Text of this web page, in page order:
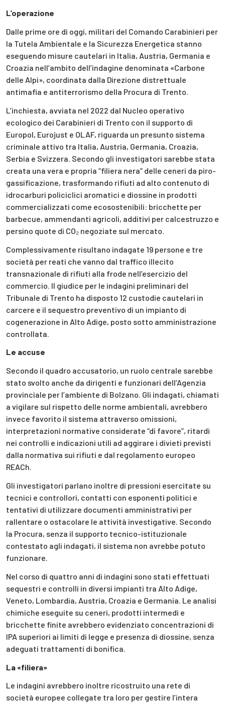
L’operazione
Dalle prime ore di oggi, militari del Comando Carabinieri per
la Tutela Ambientale e la Sicurezza Energetica stanno
eseguendo misure cautelari in Italia, Austria, Germania e
Croazia nell’ambito dell’indagine denominata «Carbone
delle Alpi», coordinata dalla Direzione distrettuale
antimafia e antiterrorismo della Procura di Trento.
L’inchiesta, avviata nel 2022 dal Nucleo operativo
ecologico dei Carabinieri di Trento con il supporto di
Europol, Eurojust e OLAF, riguarda un presunto sistema
criminale attivo tra Italia, Austria, Germania, Croazia,
Serbia e Svizzera. Secondo gli investigatori sarebbe stata
creata una vera e propria “filiera nera” delle ceneri da piro-
gassificazione, trasformando rifiuti ad alto contenuto di
idrocarburi policiclici aromatici e diossine in prodotti
commercializzati come ecosostenibili: bricchette per
barbecue, ammendanti agricoli, additivi per calcestruzzo e
persino quote di CO₂ negoziate sul mercato.
Complessivamente risultano indagate 19 persone e tre
società per reati che vanno dal traffico illecito
transnazionale di rifiuti alla frode nell’esercizio del
commercio. Il giudice per le indagini preliminari del
Tribunale di Trento ha disposto 12 custodie cautelari in
carcere e il sequestro preventivo di un impianto di
cogenerazione in Alto Adige, posto sotto amministrazione
controllata.
Le accuse
Secondo il quadro accusatorio, un ruolo centrale sarebbe
stato svolto anche da dirigenti e funzionari dell’Agenzia
provinciale per l’ambiente di Bolzano. Gli indagati, chiamati
a vigilare sul rispetto delle norme ambientali, avrebbero
invece favorito il sistema attraverso omissioni,
interpretazioni normative considerate “di favore”, ritardi
nei controlli e indicazioni utili ad aggirare i divieti previsti
dalla normativa sui rifiuti e dal regolamento europeo
REACh.
Gli investigatori parlano inoltre di pressioni esercitate su
tecnici e controllori, contatti con esponenti politici e
tentativi di utilizzare documenti amministrativi per
rallentare o ostacolare le attività investigative. Secondo
la Procura, senza il supporto tecnico-istituzionale
contestato agli indagati, il sistema non avrebbe potuto
funzionare.
Nel corso di quattro anni di indagini sono stati effettuati
sequestri e controlli in diversi impianti tra Alto Adige,
Veneto, Lombardia, Austria, Croazia e Germania. Le analisi
chimiche eseguite su ceneri, prodotti intermedi e
bricchette finite avrebbero evidenziato concentrazioni di
IPA superiori ai limiti di legge e presenza di diossine, senza
adeguati trattamenti di bonifica.
La «filiera»
Le indagini avrebbero inoltre ricostruito una rete di
società europee collegate tra loro per gestire l’intera